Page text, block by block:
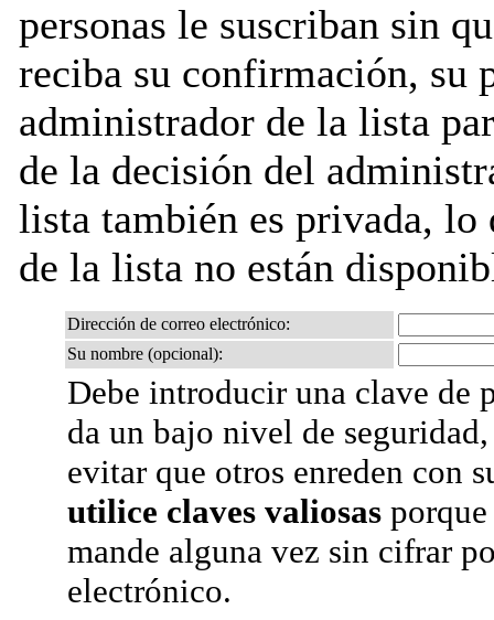
personas le suscriban sin
reciba su confirmación, su
administrador de la lista
de la decisión del
lista también es privada,
de la lista no están
Dirección de correo electrónico:
Su nombre (opcional):
Debe introducir una clave de
da un bajo nivel de
evitar que otros enreden con
utilice claves valiosas
mande alguna vez sin cifrar
electrónico.